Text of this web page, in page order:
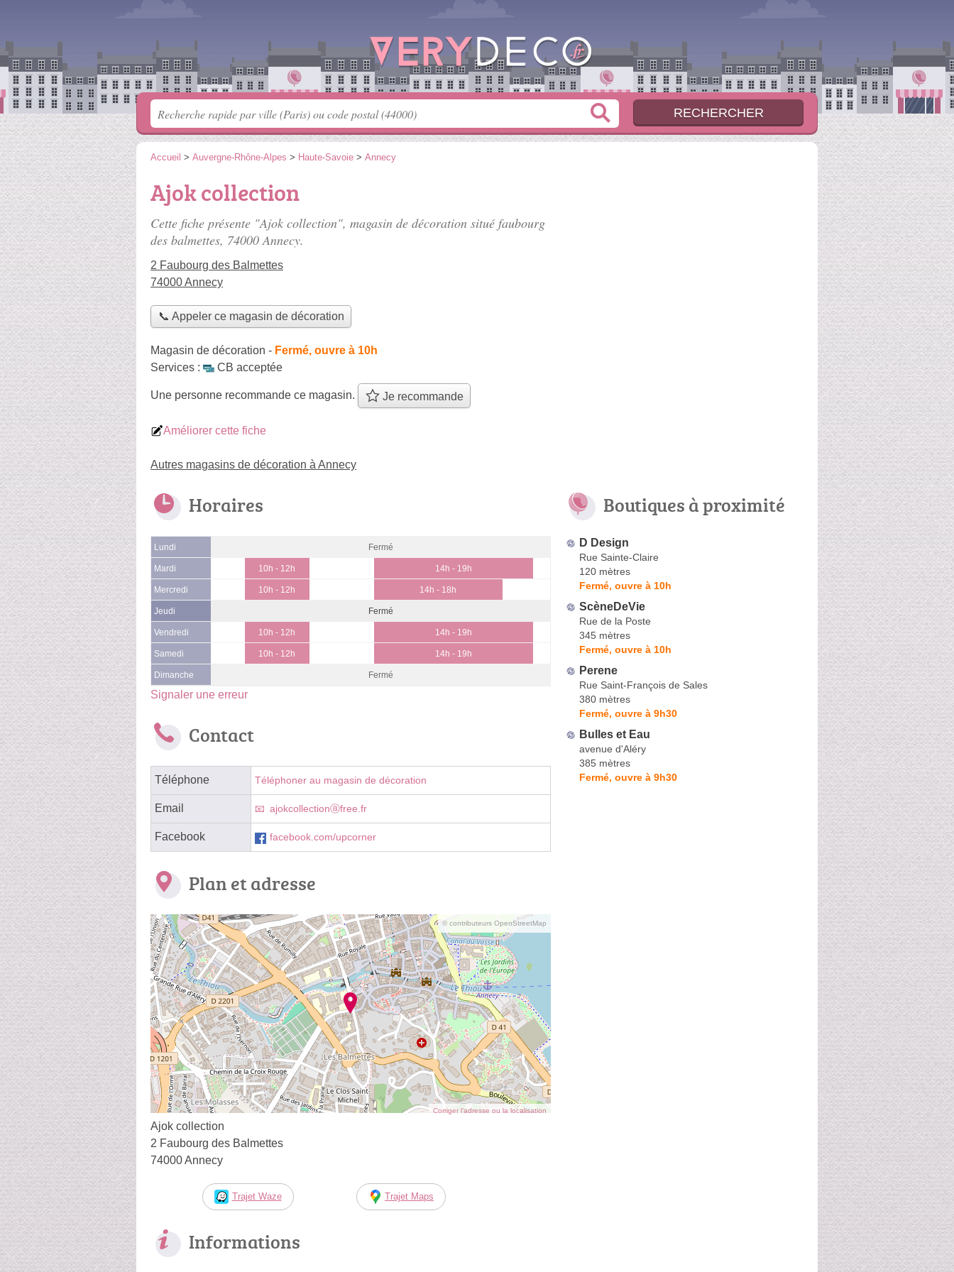
Accueil > Auvergne-Rhône-Alpes > Haute-Savoie > Annecy
Ajok collection
Cette fiche présente "Ajok collection", magasin de décoration situé faubourg
des balmettes, 74000 Annecy.
2 Faubourg des Balmettes
74000 Annecy
📞 Appeler ce magasin de décoration
Magasin de décoration - Fermé, ouvre à 10h
Services :
CB acceptée
Une personne recommande ce magasin. Je recommande
Améliorer cette fiche
Autres magasins de décoration à Annecy
Horaires
Lundi Fermé
Mardi 10h - 12h 14h - 19h
Mercredi 10h - 12h 14h - 18h
Jeudi Fermé
Vendredi 10h - 12h 14h - 19h
Samedi 10h - 12h 14h - 19h
Dimanche Fermé
Signaler une erreur
Contact
Téléphone Téléphoner au magasin de décoration
Email ajokcollectionⓐfree.fr
Facebook facebook.com/upcorner
Plan et adresse
© contributeurs OpenStreetMap
Corriger l’adresse ou la localisation
Ajok collection
2 Faubourg des Balmettes
74000 Annecy
Trajet Waze Trajet Maps
Informations
Boutiques à proximité
D Design
Rue Sainte-Claire
120 mètres
Fermé, ouvre à 10h
ScèneDeVie
Rue de la Poste
345 mètres
Fermé, ouvre à 10h
Perene
Rue Saint-François de Sales
380 mètres
Fermé, ouvre à 9h30
Bulles et Eau
avenue d'Aléry
385 mètres
Fermé, ouvre à 9h30